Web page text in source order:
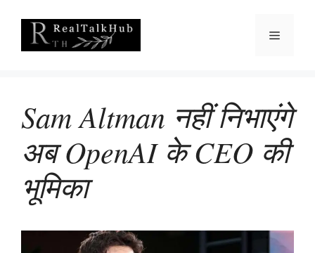
content
Menu
Sam Altman नहीं निभाएंगे
अब OpenAI के CEO की
भूमिका